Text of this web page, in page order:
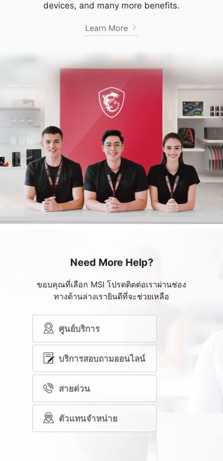
devices, and many more benefits.
Learn More
Need More Help?
ขอบคุณที่เลือก MSI โปรดติดต่อเราผ่านช่อง
ทางด้านล่างเรายินดีที่จะช่วยเหลือ
ศูนย์บริการ
บริการสอบถามออนไลน์
สายด่วน
ตัวแทนจำหน่าย